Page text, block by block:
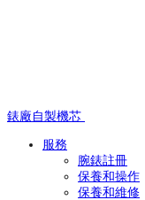
錶廠自製機芯
服務
腕錶註冊
保養和操作
保養和維修